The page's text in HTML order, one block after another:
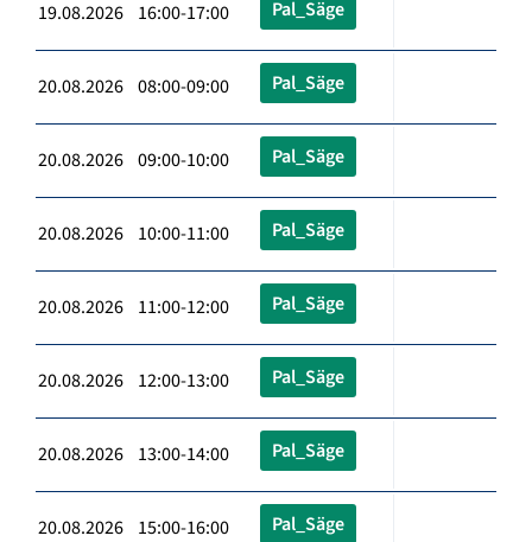
19.08.2026 16:00-17:00 Pal_Säge
20.08.2026 08:00-09:00 Pal_Säge
20.08.2026 09:00-10:00 Pal_Säge
20.08.2026 10:00-11:00 Pal_Säge
20.08.2026 11:00-12:00 Pal_Säge
20.08.2026 12:00-13:00 Pal_Säge
20.08.2026 13:00-14:00 Pal_Säge
20.08.2026 15:00-16:00 Pal_Säge